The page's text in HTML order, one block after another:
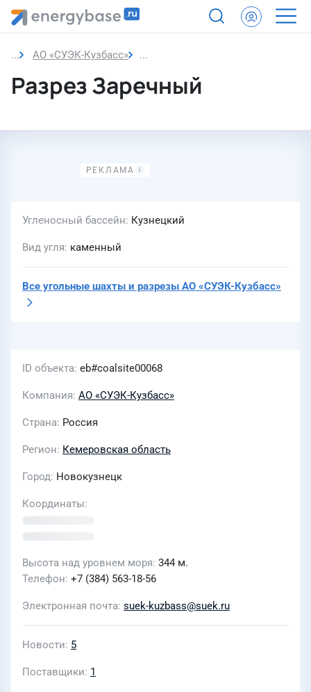
АО «СУЭК-Кузбасс» Разрез Заречный
Разрез Заречный
Угленосный бассейн Кузнецкий
Вид угля каменный
Все угольные шахты и разрезы АО «СУЭК-Кузбасс»
ID объекта eb#coalsite00068
Компания АО «СУЭК-Кузбасс»
Страна Россия
Регион Кемеровская область
Город Новокузнецк
Координаты
Высота над уровнем моря 344 м.
Телефон +7 (384) 563-18-56
Электронная почта suek-kuzbass@suek.ru
Новости 5
Поставщики 1